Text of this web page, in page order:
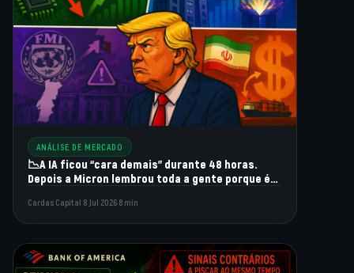
ANÁLISE DE MERCADO
📉A IA ficou “cara demais” durante 48 horas.
Depois a Micron lembrou toda a gente porque é
Cardas Capital 8 Jul 2026 8 min